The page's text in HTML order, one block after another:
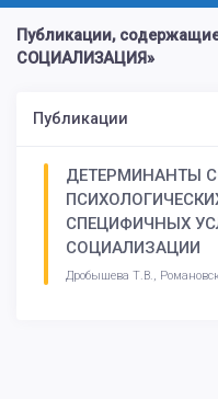
Публикации,
СОЦИАЛИЗАЦИЯ»
Публикации
ДЕТЕРМИНАНТЫ
СПЕЦИФИЧНЫХ
СОЦИАЛИЗАЦИИ
Дробышева Т.В.,